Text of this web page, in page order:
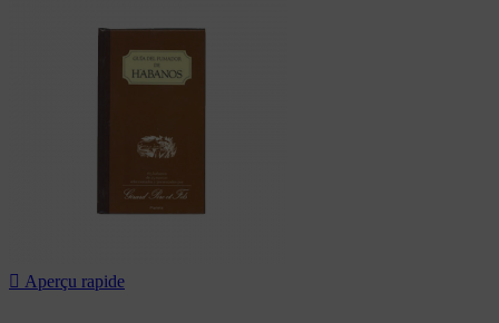
 Aperçu rapide